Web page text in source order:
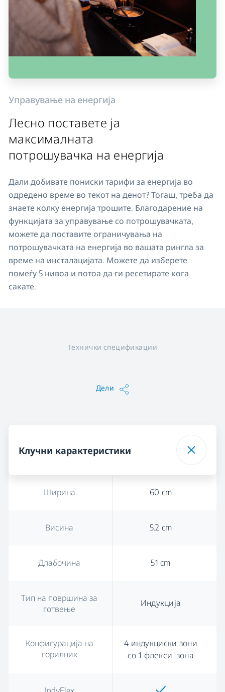
Управување на енергија
Лесно поставете ја
максималната
потрошувачка на енергија
Дали добивате пониски тарифи за енергија во
одредено време во текот на денот? Тогаш, треба да
знаете колку енергија трошите. Благодарение на
функцијата за управување со потрошувачката,
можете да поставите ограничувања на
потрошувачката на енергија во вашата рингла за
време на инсталацијата. Можете да изберете
помеѓу 5 нивоа и потоа да ги ресетирате кога
сакате.
Технички спецификации
Дели
Клучни карактеристики
Ширина 60 cm
Висина 5.2 cm
Длабочина 51 cm
Тип на површина за
готвење
Индукција
Конфигурација на
горилник
4 индукциски зони
со 1 флекси-зона